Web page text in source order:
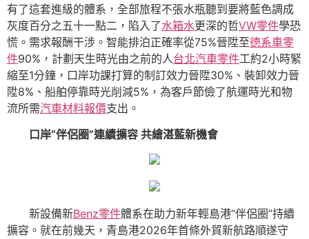
有了這套進級的體系，全部旅程不張水瓶聽到要將藍色調成
灰度百分之五十一點二，陷入了水箱水更深的哲VW零件學恐
慌。需求報酬干涉。智能排泊正確率從75%晉陞至德系車零
件90%，計劃天生時光由之前的人台北汽車零件工約2小時緊
縮至1分鐘，口岸功課打算的制訂效力晉陞30%、裝卸效力晉
陞8%、船舶停靠時光削減5%，為客戶節儉了航運時光和物
流所需汽車材料報價支出。
口岸“伴侶圈”連續擴容 共繪湛藍新機會
新設備新Benz零件體系在助力新年輕島港“伴侶圈”持續
擴容。就在前幾天，青島港2026年首條外貿新航路順遂守